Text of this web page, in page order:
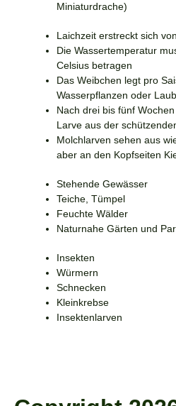
Miniaturdrache)
Laichzeit erstreckt sich
Die Wassertemperatur
Celsius betragen
Das Weibchen legt pro
Wasserpflanzen oder Laub
Nach drei bis fünf
Larve aus der
Molchlarven sehen aus
aber an den Kopfseiten
Stehende Gewässer
Teiche, Tümpel
Feuchte Wälder
Naturnahe Gärten und
Insekten
Würmern
Schnecken
Kleinkrebse
Insektenlarven